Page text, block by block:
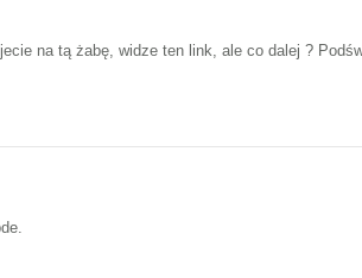
na tą żabę, widze ten link, ale co dalej ?